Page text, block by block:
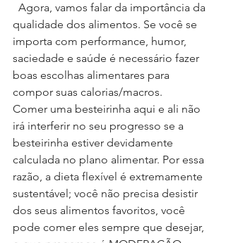
qualidade dos alimentos. Se você se
importa com performance, humor,
saciedade e saúde é necessário fazer
boas escolhas alimentares para
compor suas calorias/macros.
Comer uma besteirinha aqui e ali não
irá interferir no seu progresso se a
besteirinha estiver devidamente
calculada no plano alimentar. Por essa
razão, a dieta flexível é extremamente
sustentável; você não precisa desistir
dos seus alimentos favoritos, você
pode comer eles sempre que desejar,